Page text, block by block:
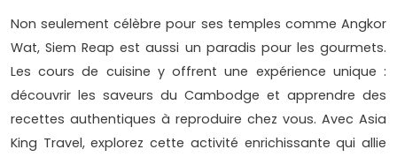
Non seulement célèbre pour ses temples comme Angkor
Wat, Siem Reap est aussi un paradis pour les gourmets.
Les cours de cuisine y offrent une expérience unique :
découvrir les saveurs du Cambodge et apprendre des
recettes authentiques à reproduire chez vous. Avec Asia
King Travel, explorez cette activité enrichissante qui allie